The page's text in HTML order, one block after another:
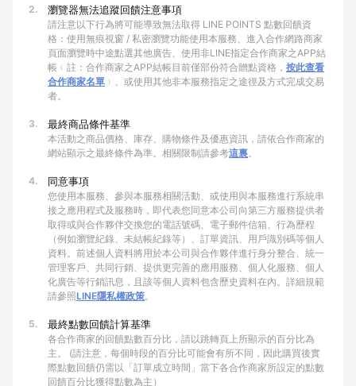
2. 瀏覽器無法追蹤回饋注意事項
請注意以下行為將可能導致無法取得 LINE POINTS 點數回饋資
格：使用無痕視窗 / 私密瀏覽功能使用本服務、進入合作網路商家
頁面瀏覽時中途點選其他廣告、使用非LINE指定合作商家之APP結
帳﹙註：合作商家之APP結帳目前僅部份符合贈點資格， 按此查看
合作商家名單 ﹚、或使用其他非本服務指定之途徑及方式完成交易
者。
3. 最終商品條件基準
本活動之商品價格、庫存、購物條件及優惠資訊，請依合作商家的
網站顯示之最終條件為準。相關限制請參考這裏。
4. 同意事項
您使用本服務、參與本服務相關活動、或使用與本服務進行系統串
接之應用程式及服務時，即代表您同意本公司向第三方服務提供者
取得或與合作夥伴交換您的電話號碼、電子郵件信箱、行為歷程
（例如瀏覽紀錄、未結帳紀錄等）、訂單資訊、用戶識別碼等個人
資料。前述個人資料將用於本公司與合作夥伴進行身分整合、統一
管理客戶、共同行銷、提供更完善的應用服務、個人化服務、個人
化廣告等行銷訊息，且該等個人資料包含歷史資料在內。詳細規範
請參照LINE隱私權政策。
5. 最終點數回饋計算基準
各合作商家的回饋點數百分比，請以跳轉頁上所顯示的百分比為
主。 (請注意，每個時段的百分比可能會有所不同，因此購買後實
際點數回饋仍需以「訂單成立時間」當下各合作商家所設定的點數
回饋百分比獲得點數為主）